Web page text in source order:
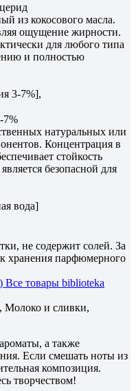
из кокосового масла.
ощущение жирности.
для любого типа
и полностью
3-7%],
7%
натуральных или
Концентрация в
стойкость
безопасной для
вода]
не содержит солей. За
хранения парфюмерного
Все товары biblioteka
Молоко и сливки,
а также
Если смешать ноты из
композиция.
творчеством!